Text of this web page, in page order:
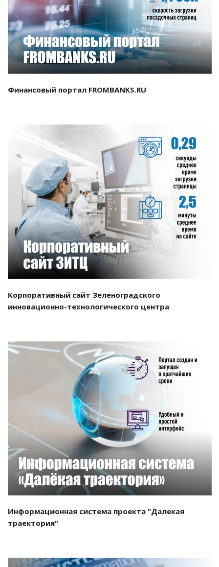
Смотреть проект
Финансовый портал FROMBANKS.RU
Смотреть проект
Корпоративный сайт Зеленоградского
инновационно-технологического центра
Смотреть проект
Информационная система проекта "Далекая
траектория"